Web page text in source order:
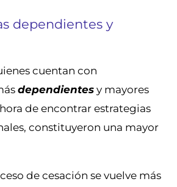
dependientes y
cuentan con
dependientesy mayores
de encontrar estrategias
constituyeron una mayor
de cesación se vuelve más